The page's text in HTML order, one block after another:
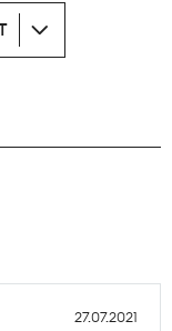
27.07.2021